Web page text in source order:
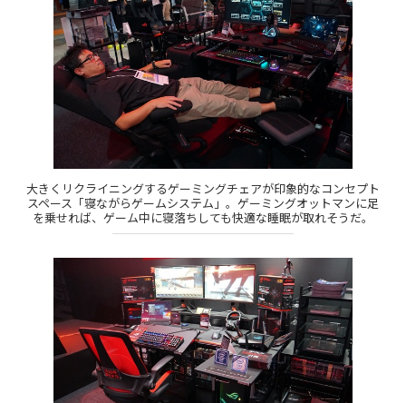
大きくリクライニングするゲーミングチェアが印象的なコンセプト
スペース「寝ながらゲームシステム」。ゲーミングオットマンに足
を乗せれば、ゲーム中に寝落ちしても快適な睡眠が取れそうだ。